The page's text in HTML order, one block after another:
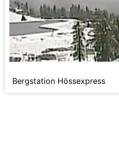
Bergstation Hössexpress